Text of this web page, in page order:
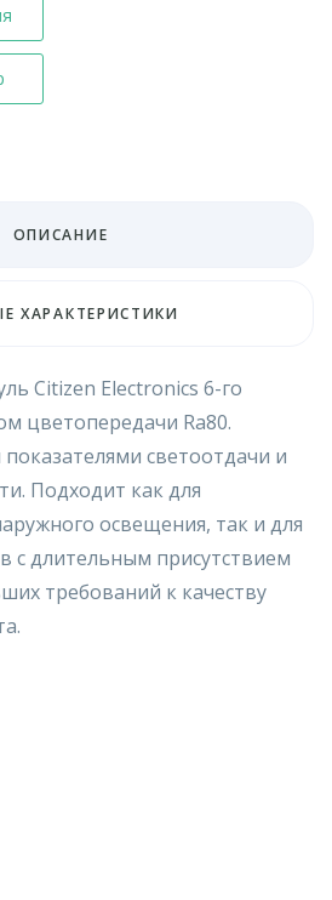
ОПИСАНИЕ
ХАРАКТЕРИСТИКИ
Citizen Electronics 6-го
цветопередачи Ra80.
светоотдачи и
Подходит как для
освещения, так и для
с длительным присутствием
требований к качеству